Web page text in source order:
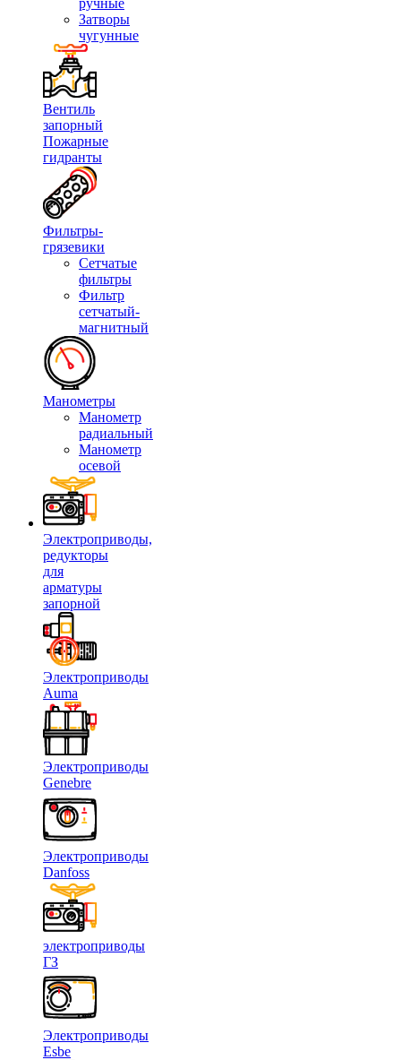
ручные
Затворы
чугунные
Вентиль
запорный
Пожарные
гидранты
Фильтры-
грязевики
Сетчатые
фильтры
Фильтр
сетчатый-
магнитный
Манометры
Манометр
радиальный
Манометр
осевой
Электроприводы,
редукторы
для
арматуры
запорной
Электроприводы
Auma
Электроприводы
Genebre
Электроприводы
Danfoss
электроприводы
ГЗ
Электроприводы
Esbe